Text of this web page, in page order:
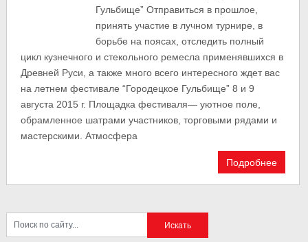
Гульбище” Отправиться в прошлое,
принять участие в лучном турнире, в
борьбе на поясах, отследить полный
цикл кузнечного и стекольного ремесла применявшихся в
Древней Руси, а также много всего интересного ждет вас
на летнем фестивале “Городецкое Гульбище” 8 и 9
августа 2015 г. Площадка фестиваля— уютное поле,
обрамленное шатрами участников, торговыми рядами и
мастерскими. Атмосфера
Подробнее